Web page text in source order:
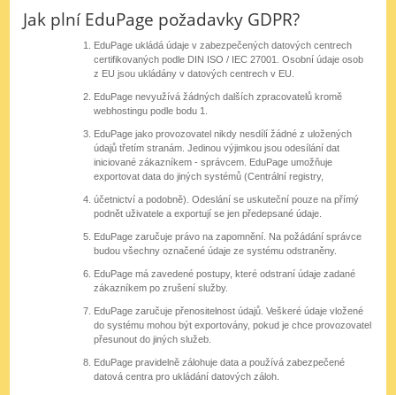
Jak plní EduPage požadavky GDPR?
EduPage ukládá údaje v zabezpečených datových centrech
certifikovaných podle DIN ISO / IEC 27001. Osobní údaje osob
z EU jsou ukládány v datových centrech v EU.
EduPage nevyužívá žádných dalších zpracovatelů kromě
webhostingu podle bodu 1.
EduPage jako provozovatel nikdy nesdílí žádné z uložených
údajů třetím stranám. Jedinou výjimkou jsou odesílání dat
iniciované zákazníkem - správcem. EduPage umožňuje
exportovat data do jiných systémů (Centrální registry,
účetnictví a podobně). Odeslání se uskuteční pouze na přímý
podnět uživatele a exportují se jen předepsané údaje.
EduPage zaručuje právo na zapomnění. Na požádání správce
budou všechny označené údaje ze systému odstraněny.
EduPage má zavedené postupy, které odstraní údaje zadané
zákazníkem po zrušení služby.
EduPage zaručuje přenositelnost údajů. Veškeré údaje vložené
do systému mohou být exportovány, pokud je chce provozovatel
přesunout do jiných služeb.
EduPage pravidelně zálohuje data a používá zabezpečené
datová centra pro ukládání datových záloh.